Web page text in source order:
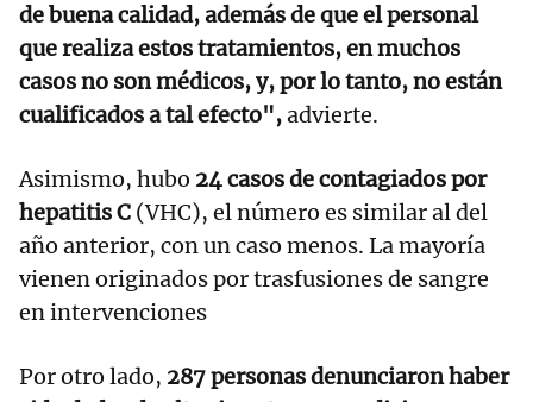
de buena calidad, además de que el personal
que realiza estos tratamientos, en muchos
casos no son médicos, y, por lo tanto, no están
cualificados a tal efecto",advierte.
Asimismo, hubo 24 casos de contagiados por
hepatitis C (VHC), el número es similar al del
año anterior, con un caso menos. La mayoría
vienen originados por trasfusiones de sangre
en intervenciones
Por otro lado, 287 personas denunciaron haber